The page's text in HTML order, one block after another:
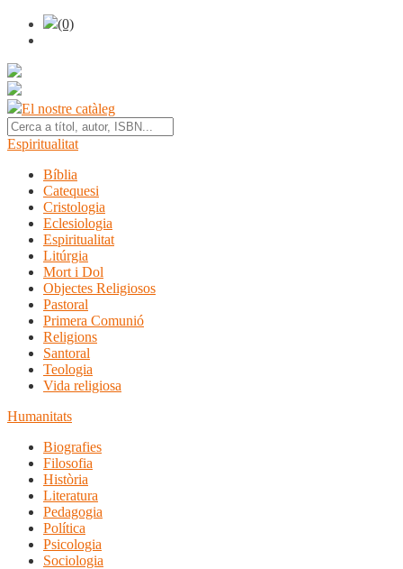
(0)
El nostre catàleg
Espiritualitat
Bíblia
Catequesi
Cristologia
Eclesiologia
Espiritualitat
Litúrgia
Mort i Dol
Objectes Religiosos
Pastoral
Primera Comunió
Religions
Santoral
Teologia
Vida religiosa
Humanitats
Biografies
Filosofia
Història
Literatura
Pedagogia
Política
Psicologia
Sociologia